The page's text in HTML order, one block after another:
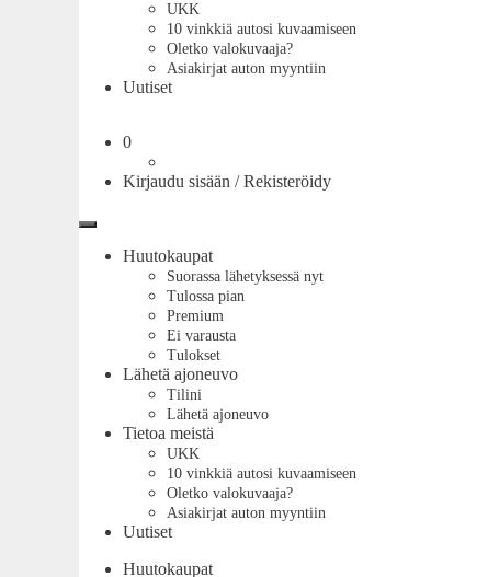
UKK
10 vinkkiä autosi kuvaamiseen
Oletko valokuvaaja?
Asiakirjat auton myyntiin
Uutiset
Ostoskori
0
Kirjaudu sisään / Rekisteröidy
Valikko
Huutokaupat
Suorassa lähetyksessä nyt
Tulossa pian
Premium
Ei varausta
Tulokset
Lähetä ajoneuvo
Tilini
Lähetä ajoneuvo
Tietoa meistä
UKK
10 vinkkiä autosi kuvaamiseen
Oletko valokuvaaja?
Asiakirjat auton myyntiin
Uutiset
Huutokaupat